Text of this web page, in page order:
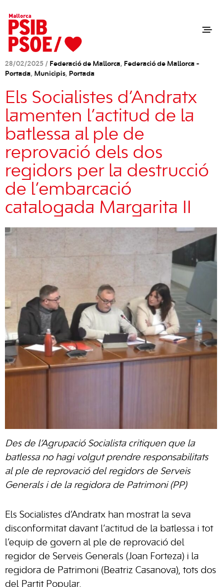
28/02/2025 / Federació de Mallorca, Federació de Mallorca -
Portada, Municipis, Portada
Els Socialistes d’Andratx
lamenten l’actitud de la
batlessa al ple de
reprovació dels dos
regidors per la destrucció
de l’embarcació
catalogada Margarita II
Des de l’Agrupació Socialista critiquen que la
batlessa no hagi volgut prendre responsabilitats
al ple de reprovació del regidors de Serveis
Generals i de la regidora de Patrimoni (PP)
Els Socialistes d’Andratx han mostrat la seva
disconformitat davant l’actitud de la batlessa i tot
l’equip de govern al ple de reprovació del
regidor de Serveis Generals (Joan Forteza) i la
regidora de Patrimoni (Beatriz Casanova), tots dos
del Partit Popular.